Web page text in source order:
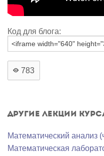
Код для блога:
783
Другие лекции
Математический анализ
Математичеcкая